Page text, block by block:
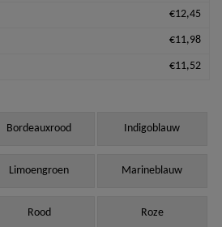
€12,45
€11,98
€11,52
Bordeauxrood Indigoblauw
Limoengroen Marineblauw
Rood Roze